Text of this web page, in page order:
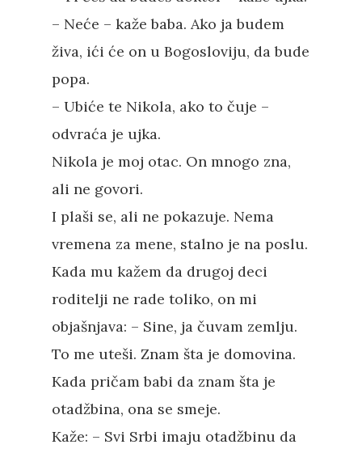
– Neće – kaže baba. Ako ja budem
živa, ići će on u Bogosloviju, da bude
popa.
– Ubiće te Nikola, ako to čuje –
odvraća je ujka.
Nikola je moj otac. On mnogo zna,
ali ne govori.
I plaši se, ali ne pokazuje. Nema
vremena za mene, stalno je na poslu.
Kada mu kažem da drugoj deci
roditelji ne rade toliko, on mi
objašnjava: – Sine, ja čuvam zemlju.
To me uteši. Znam šta je domovina.
Kada pričam babi da znam šta je
otadžbina, ona se smeje.
Kaže: – Svi Srbi imaju otadžbinu da